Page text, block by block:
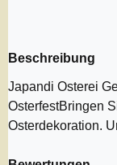
Beschreibung
Japandi Osterei
OsterfestBringen
Osterdekoration.